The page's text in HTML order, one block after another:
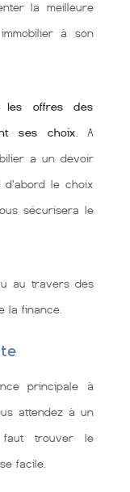
la meilleure
à son
les offres des
ses choix . A
a un devoir
d'abord le choix
sécurisera le
au travers des
la finance.
principale à
attendez à un
trouver le
facile.